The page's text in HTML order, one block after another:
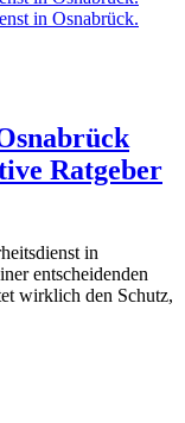
Ratgeber
in
entscheidenden
wirklich den Schutz,